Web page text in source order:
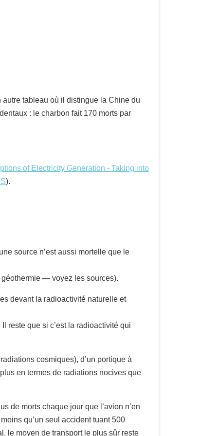
tableau où il distingue la Chine du
: le charbon fait 170 morts par
of Electricity Generation - Taking into
).
source n’est aussi mortelle que le
— voyez les sources).
devant la radioactivité naturelle et
reste que si c’est la radioactivité qui
cosmiques), d’un portique à
en termes de radiations nocives que
de morts chaque jour que l’avion n’en
qu’un seul accident tuant 500
le moyen de transport le plus sûr reste